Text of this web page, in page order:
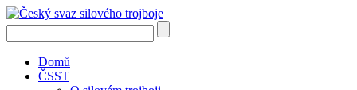
Domů
ČSST